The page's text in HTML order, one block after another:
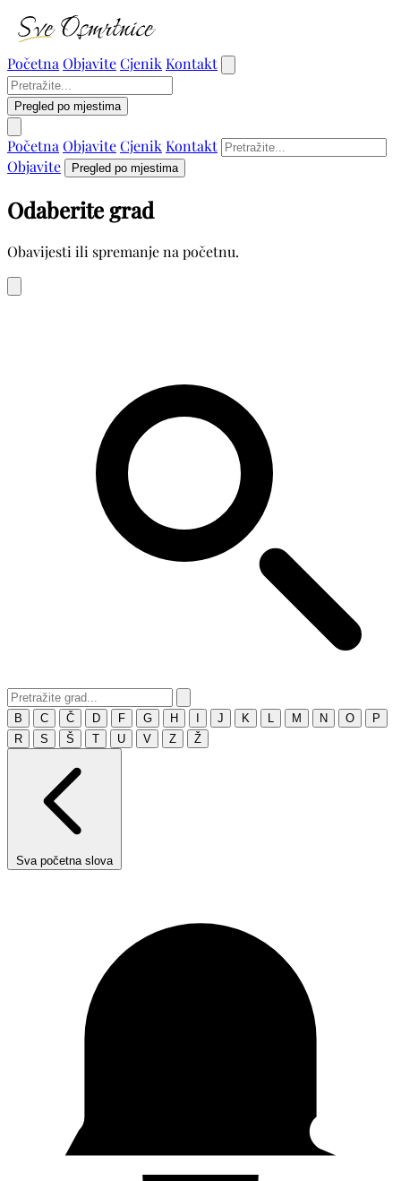
Početna ObjaviteCjenik Kontakt
Pregled po mjestima
Početna ObjaviteCjenik Kontakt
Objavite
Pregled po mjestima
Odaberite grad
Obavijesti ili spremanje na početnu.
B C Č D F G H J K M N O
P
R
S Š T U V Z Ž
Sva početna slova